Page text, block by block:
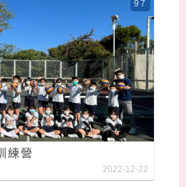
練營
97
2022-12-22